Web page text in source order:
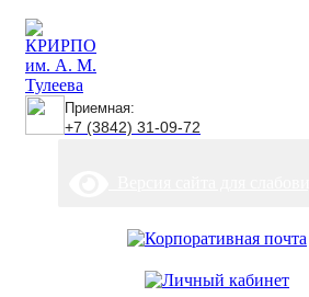
Приемная:
+7 (3842) 31-09-72